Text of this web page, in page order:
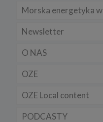
Morska energetyka
Newsletter
O NAS
OZE
OZE Local content
PODCASTY